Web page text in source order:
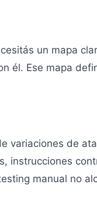
un mapa
él. Ese mapa
variaciones de
instrucciones
manual no